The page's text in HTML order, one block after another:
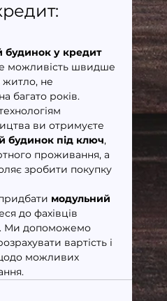
будинок у кредит
можливість швидше
житло, не
багато років.
ви отримуєте
будинок під ключ,
проживання, а
зробити покупку
модульний
до фахівців
. Ми допоможемо
вартість і
можливих